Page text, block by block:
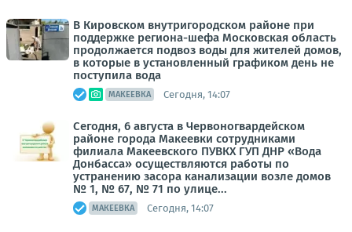
В Кировском внутригородском районе при
поддержке региона-шефа Московская область
продолжается подвоз воды для жителей домов,
в которые в установленный графиком день не
поступила вода
МАКЕЕВКА Сегодня, 14:07
Сегодня, 6 августа в Червоногвардейском
районе города Макеевки сотрудниками
филиала Макеевского ПУВКХ ГУП ДНР «Вода
Донбасса» осуществляются работы по
устранению засора канализации возле домов
№ 1, № 67, № 71 по улице...
МАКЕЕВКА Сегодня, 14:07